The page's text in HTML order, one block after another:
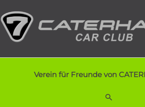
Inhalt
springen
Verein für Freunde von
Suchen